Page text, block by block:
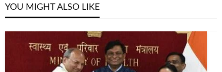
YOU MIGHT ALSO LIKE